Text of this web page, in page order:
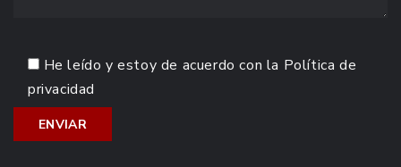
He leído y estoy de acuerdo con la Política de
privacidad